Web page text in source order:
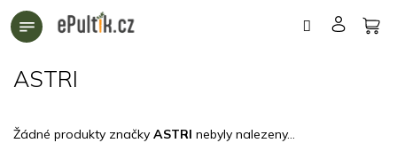
Přejít
na
ASTRI
Žádné produkty značky ASTRI nebyly nalezeny...